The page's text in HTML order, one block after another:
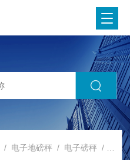
/ 电子地磅秤 / 电子磅秤 / 哈尔滨电子称，哈尔滨地磅称，哈尔滨吊秤